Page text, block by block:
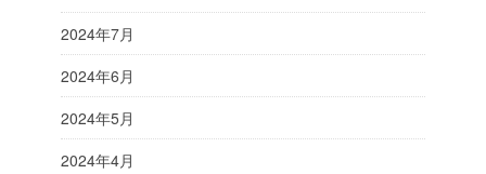
2024年7月
2024年6月
2024年5月
2024年4月